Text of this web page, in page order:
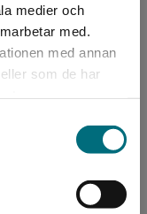
medier och
med.
med annan
som de har
köp måste